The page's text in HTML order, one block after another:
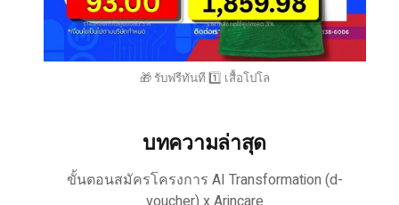
🎁 รับฟรีทันที 1️⃣ เสื้อโปโล
บทความล่าสุด
ขั้นตอนสมัครโครงการ AI Transformation (d-